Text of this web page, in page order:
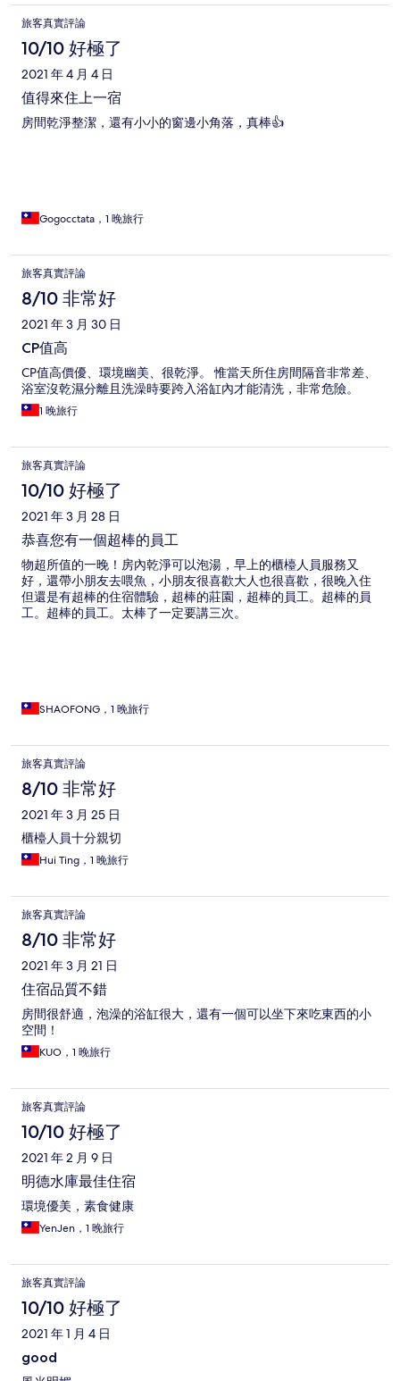
旅客真實評論
10/10 好極了
2021 年 4 月 4 日
值得來住上一宿
房間乾淨整潔，還有小小的窗邊小角落，真棒👍
Gogocctata，1 晚旅行
旅客真實評論
8/10 非常好
2021 年 3 月 30 日
CP值高
CP值高價優、環境幽美、很乾淨。 惟當天所住房間隔音非常差、
浴室沒乾濕分離且洗澡時要跨入浴缸內才能清洗，非常危險。
1 晚旅行
旅客真實評論
10/10 好極了
2021 年 3 月 28 日
恭喜您有一個超棒的員工
物超所值的一晚！房內乾淨可以泡湯，早上的櫃檯人員服務又
好，還帶小朋友去喂魚，小朋友很喜歡大人也很喜歡，很晚入住
但還是有超棒的住宿體驗，超棒的莊園，超棒的員工。超棒的員
工。超棒的員工。太棒了一定要講三次。
SHAOFONG，1 晚旅行
旅客真實評論
8/10 非常好
2021 年 3 月 25 日
櫃檯人員十分親切
Hui Ting，1 晚旅行
旅客真實評論
8/10 非常好
2021 年 3 月 21 日
住宿品質不錯
房間很舒適，泡澡的浴缸很大，還有一個可以坐下來吃東西的小
空間！
KUO，1 晚旅行
旅客真實評論
10/10 好極了
2021 年 2 月 9 日
明德水庫最佳住宿
環境優美，素食健康
YenJen，1 晚旅行
旅客真實評論
10/10 好極了
2021 年 1 月 4 日
good